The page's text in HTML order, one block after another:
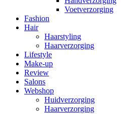
Voetverzorging
Fashion
Hair
Haarstyling
Haarverzorging
Lifestyle
Make-up
Review
Salons
Webshop
Huidverzorging
Haarverzorging